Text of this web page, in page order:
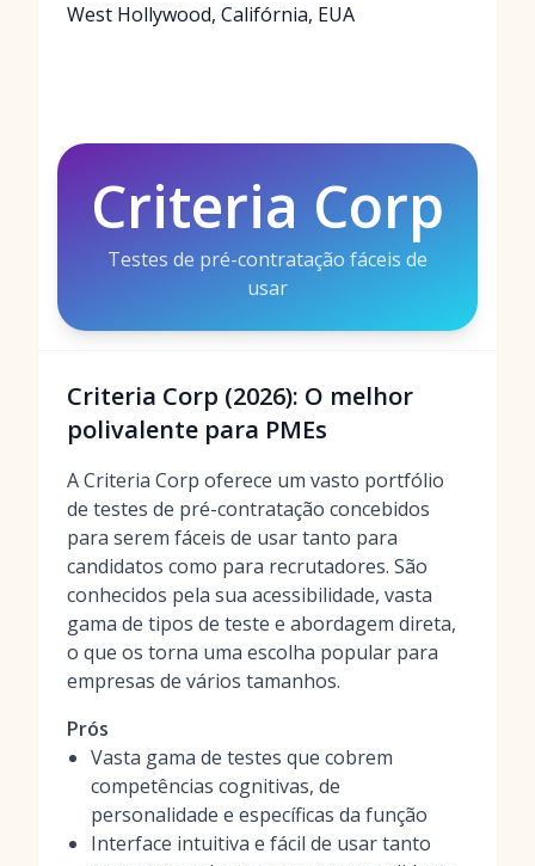
West Hollywood, Califórnia, EUA
Criteria Corp
Testes de pré-contratação fáceis de
usar
Criteria Corp (2026): O melhor
polivalente para PMEs
A Criteria Corp oferece um vasto portfólio
de testes de pré-contratação concebidos
para serem fáceis de usar tanto para
candidatos como para recrutadores. São
conhecidos pela sua acessibilidade, vasta
gama de tipos de teste e abordagem direta,
o que os torna uma escolha popular para
empresas de vários tamanhos.
Prós
Vasta gama de testes que cobrem
competências cognitivas, de
personalidade e específicas da função
Interface intuitiva e fácil de usar tanto